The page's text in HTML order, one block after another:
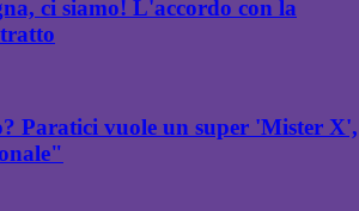
ci siamo! L'accordo con la
Paratici vuole un super 'Mister X',